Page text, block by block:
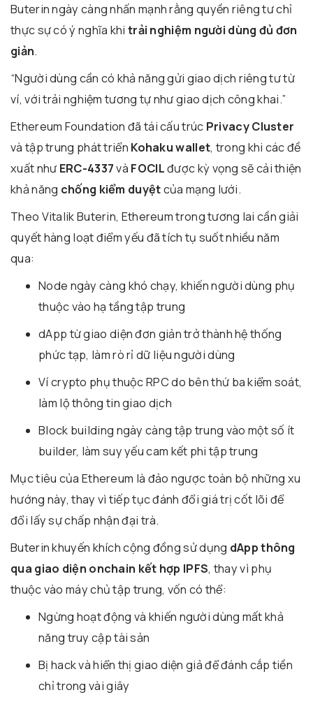
Buterin ngày càng nhấn mạnh rằng quyền riêng tư chỉ
thực sự có ý nghĩa khi trải nghiệm người dùng đủ đơn
giản.
“Người dùng cần có khả năng gửi giao dịch riêng tư từ
ví, với trải nghiệm tương tự như giao dịch công khai.”
Ethereum Foundation đã tái cấu trúc Privacy Cluster
và tập trung phát triển Kohaku wallet, trong khi các đề
xuất như ERC-4337và FOCILđược kỳ vọng sẽ cải thiện
khả năng chống kiểm duyệtcủa mạng lưới.
Theo Vitalik Buterin, Ethereum trong tương lai cần giải
quyết hàng loạt điểm yếu đã tích tụ suốt nhiều năm
qua:
Node ngày càng khó chạy, khiến người dùng phụ
thuộc vào hạ tầng tập trung
dApp từ giao diện đơn giản trở thành hệ thống
phức tạp, làm rò rỉ dữ liệu người dùng
Ví crypto phụ thuộc RPC do bên thứ ba kiểm soát,
làm lộ thông tin giao dịch
Block building ngày càng tập trung vào một số ít
builder, làm suy yếu cam kết phi tập trung
Mục tiêu của Ethereum là đảo ngược toàn bộ những xu
hướng này, thay vì tiếp tục đánh đổi giá trị cốt lõi để
đổi lấy sự chấp nhận đại trà.
Buterin khuyến khích cộng đồng sử dụng dApp thông
qua giao diện onchain kết hợp IPFS, thay vì phụ
thuộc vào máy chủ tập trung, vốn có thể:
Ngừng hoạt động và khiến người dùng mất khả
năng truy cập tài sản
Bị hack và hiển thị giao diện giả để đánh cắp tiền
chỉ trong vài giây